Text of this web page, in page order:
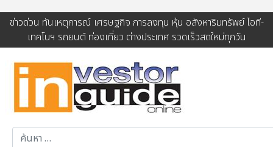
ข่าวด่วน ทันเหตุการณ์ เศรษฐกิจ การลงทุน หุ้น อสังหาริมทรัพย์ ไอที-
เทคโนฯ รถยนต์ ท่องเที่ยว ต่างประเทศ รวดเร็วสดใหม่ทุกวัน